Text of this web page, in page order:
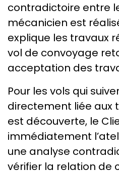
contradictoire entre
mécanicien est
explique les travaux
vol de convoyage
acceptation des
Pour les vols qui
directement liée aux
est découverte, le
immédiatement
une analyse
vérifier la relation de